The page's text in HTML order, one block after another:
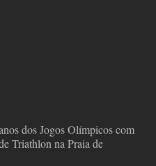
dos Jogos Olímpicos com
Triathlon na Praia de